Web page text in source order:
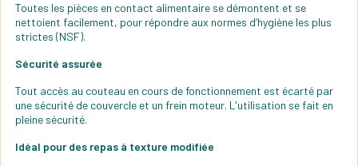
Toutes les pièces en contact alimentaire se démontent et se
nettoient facilement, pour répondre aux normes d’hygiène les plus
strictes (NSF).
Sécurité assurée
Tout accès au couteau en cours de fonctionnement est écarté par
une sécurité de couvercle et un frein moteur. L'utilisation se fait en
pleine sécurité.
Idéal pour des repas à texture modifiée